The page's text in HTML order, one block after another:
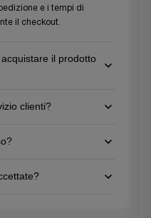
e i tempi di
il checkout.
il prodotto
presenti su ogni pagina
qui per aiutarti a fare la
clienti?
di contatto. Siamo
Contatta il nostro